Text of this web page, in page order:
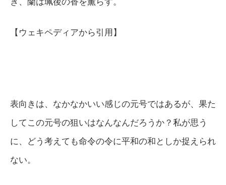
【ウェキペディアから引用】
表向きは、なかなかいい感じの元号ではあるが、果た
してこの元号の狙いはなんなんだろうか？私が思う
に、どう考えても命令の令に平和の和としか捉えられ
ない。